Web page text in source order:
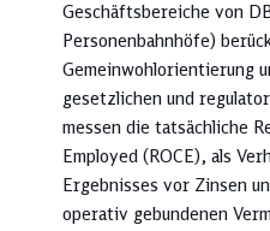
Geschäftsbereiche von
Personenbahnhöfe)
Gemeinwohlorientierung
gesetzlichen und
messen die tatsächliche
Employed (ROCE), als
Ergebnisses vor Zinsen
operativ gebundenen